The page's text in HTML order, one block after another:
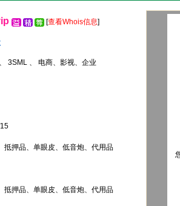
[查看Whois信息]
3SML 、 电商、影视、企业
抵押品、单眼皮、低音炮、代用品
抵押品、单眼皮、低音炮、代用品